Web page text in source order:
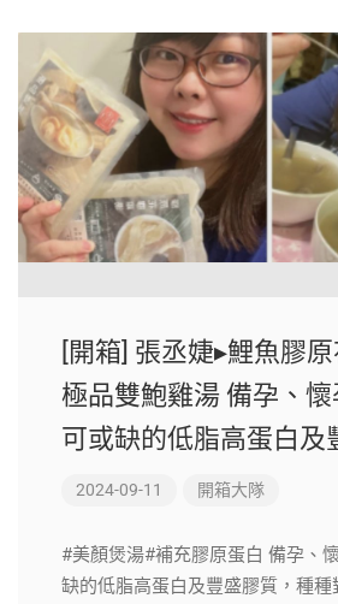
[開箱] 張丞婕▸鯉魚膠原
極品雙鮑雞湯 備孕、
可或缺的低脂高蛋白及
2024-09-11 開箱大隊
#美顏煲湯#補充膠原蛋白 備孕、
缺的低脂高蛋白及豐盛膠質，種種